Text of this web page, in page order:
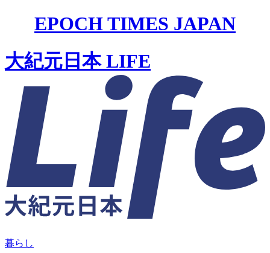
EPOCH TIMES JAPAN
大紀元日本 LIFE
暮らし